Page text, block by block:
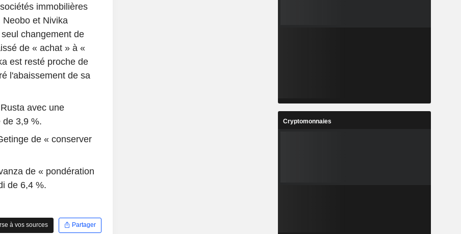
immobilières
et Nivika
changement de
de « achat » à «
est resté proche de
l'abaissement de sa
avec une
de 3,9 %.
de « conserver
de « pondération
de 6,4 %.
à vos sources Partager
Cryptomonnaies